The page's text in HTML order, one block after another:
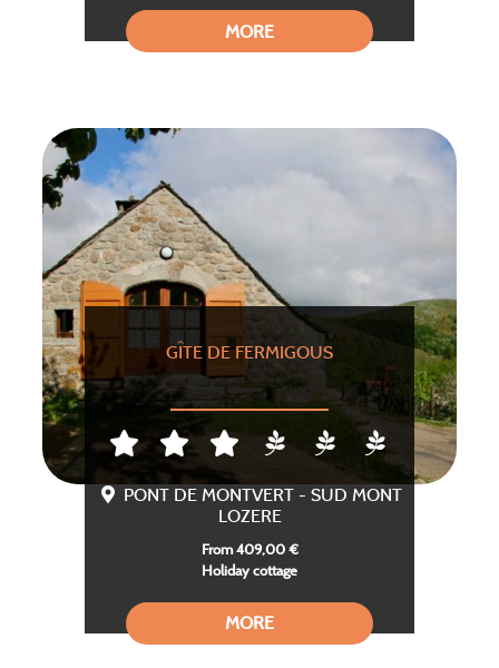
MORE
GÎTE DE FERMIGOUS
PONT DE MONTVERT - SUD MONT
LOZERE
From 409,00 €
Holiday cottage
MORE